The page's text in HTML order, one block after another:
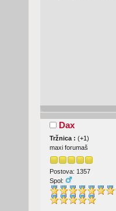
Dax
Tržnica : (+1 )
maxi forumaš
Postova: 1357
Spol: